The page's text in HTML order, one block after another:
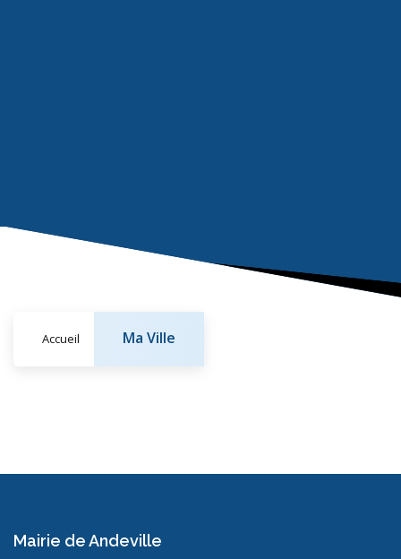
Accueil Ma Ville
Mairie de Andeville